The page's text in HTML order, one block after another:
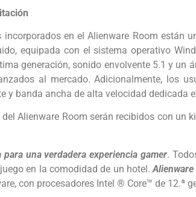
incorporados en el Alienware Room están
equipada con el sistema operativo
generación, sonido envolvente 5.1 y
al mercado. Adicionalmente, los
y banda ancha de alta velocidad dedicada
Alienware Room serán recibidos con
una verdadera experiencia gamer.
en la comodidad de un hotel.
con procesadores Intel ® Core™ de